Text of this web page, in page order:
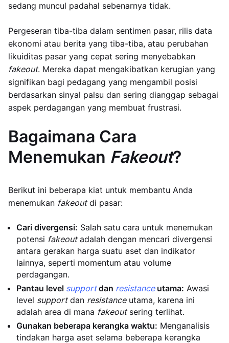
sedang muncul padahal sebenarnya tidak.
Pergeseran tiba-tiba dalam sentimen pasar, rilis data
ekonomi atau berita yang tiba-tiba, atau perubahan
likuiditas pasar yang cepat sering menyebabkan
fakeout. Mereka dapat mengakibatkan kerugian yang
signifikan bagi pedagang yang mengambil posisi
berdasarkan sinyal palsu dan sering dianggap sebagai
aspek perdagangan yang membuat frustrasi.
Bagaimana Cara
Menemukan Fakeout?
Berikut ini beberapa kiat untuk membantu Anda
menemukan fakeoutdi pasar:
Cari divergensi: Salah satu cara untuk menemukan
potensi fakeoutadalah dengan mencari divergensi
antara gerakan harga suatu aset dan indikator
lainnya, seperti momentum atau volume
perdagangan.
Pantau level supportdan resistanceutama: Awasi
level supportdan resistanceutama, karena ini
adalah area di mana fakeoutsering terlihat.
Gunakan beberapa kerangka waktu: Menganalisis
tindakan harga aset selama beberapa kerangka